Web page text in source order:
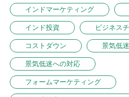
インドマーケティング
インド投資 ビジネス
コストダウン 景気低迷
景気低迷への対応
フォームマーケティング